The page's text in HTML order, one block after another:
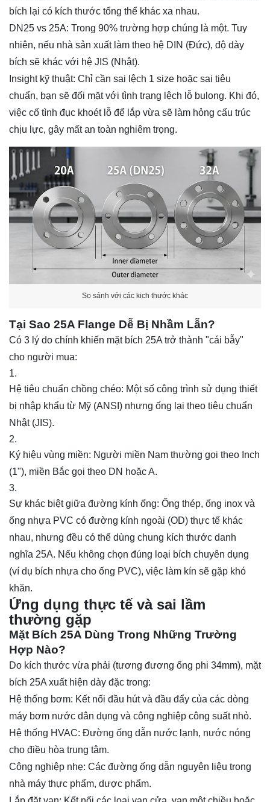
bích lại có kích thước tổng thể khác xa nhau.
DN25 vs 25A: Trong 90% trường hợp chúng là một. Tuy
nhiên, nếu nhà sản xuất làm theo hệ DIN (Đức), độ dày
bích sẽ khác với hệ JIS (Nhật).
Insight kỹ thuật: Chỉ cần sai lệch 1 size hoặc sai tiêu
chuẩn, bạn sẽ đối mặt với tình trạng lệch lỗ bulong. Khi đó,
việc cố tình đục khoét lỗ để lắp vừa sẽ làm hỏng cấu trúc
chịu lực, gây mất an toàn nghiêm trọng.
So sánh với các kich thước khác
Tại Sao 25A Flange Dễ Bị Nhầm Lẫn?
Có 3 lý do chính khiến mặt bích 25A trở thành "cái bẫy"
cho người mua:
Hệ tiêu chuẩn chồng chéo: Một số công trình sử dụng thiết
bị nhập khẩu từ Mỹ (ANSI) nhưng ống lại theo tiêu chuẩn
Nhật (JIS).
Ký hiệu vùng miền: Người miền Nam thường gọi theo Inch
(1"), miền Bắc gọi theo DN hoặc A.
Sự khác biệt giữa đường kính ống: Ống thép, ống inox và
ống nhựa PVC có đường kính ngoài (OD) thực tế khác
nhau, nhưng đều có thể dùng chung kích thước danh
nghĩa 25A. Nếu không chọn đúng loại bích chuyên dụng
(ví dụ bích nhựa cho ống PVC), việc làm kín sẽ gặp khó
khăn.
Ứng dụng thực tế và sai lầm
thường gặp
Mặt Bích 25A Dùng Trong Những Trường
Hợp Nào?
Do kích thước vừa phải (tương đương ống phi 34mm), mặt
bích 25A xuất hiện dày đặc trong:
Hệ thống bơm: Kết nối đầu hút và đầu đẩy của các dòng
máy bơm nước dân dụng và công nghiệp công suất nhỏ.
Hệ thống HVAC: Đường ống dẫn nước lạnh, nước nóng
cho điều hòa trung tâm.
Công nghiệp nhẹ: Các đường ống dẫn nguyên liệu trong
nhà máy thực phẩm, dược phẩm.